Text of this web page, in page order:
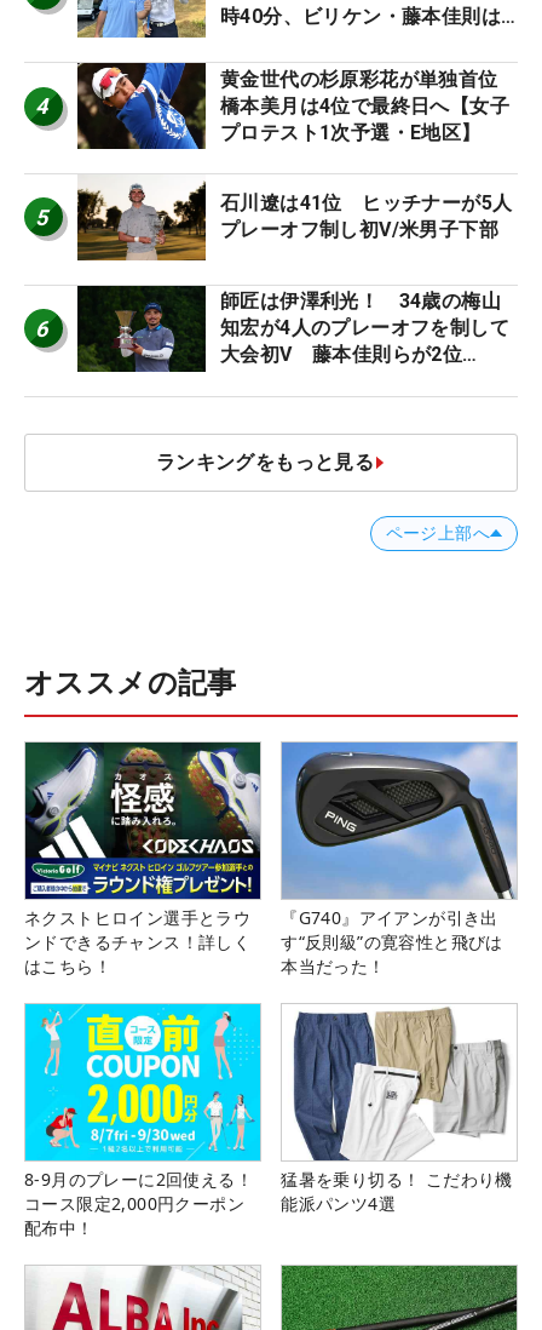
時40分、ビリケン・藤本佳則は
STAGE JOYX OPEN】
4
黄金世代の杉原彩花が単独首位
橋本美月は4位で最終日へ【女子
プロテスト1次予選・E地区】
5
石川遼は41位 ヒッチナーが5人
プレーオフ制し初V/米男子下部
6
師匠は伊澤利光！ 34歳の梅山
知宏が4人のプレーオフを制して
大会初V 藤本佳則らが2位
ランキングをもっと見る
ページ上部へ
オススメの記事
ネクストヒロイン選手とラウ
ンドできるチャンス！詳しく
はこちら！
『G740』アイアンが引き出
す“反則級”の寛容性と飛びは
本当だった！
8-9月のプレーに2回使える！
コース限定2,000円クーポン
配布中！
猛暑を乗り切る！ こだわり機
能派パンツ4選